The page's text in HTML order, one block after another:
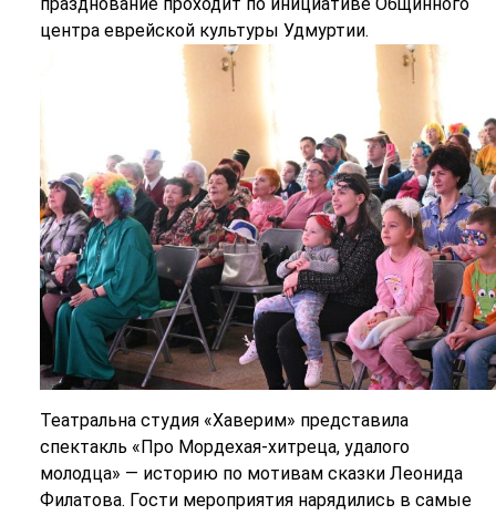
центра еврейской культуры Удмуртии.
Театральна студия «Хаверим» представила
спектакль «Про Мордехая-хитреца, удалого
молодца» — историю по мотивам сказки Леонида
Филатова. Гости мероприятия нарядились в самые